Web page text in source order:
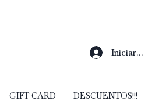
Iniciar sesión
GIFT CARD DESCUENTOS!!!